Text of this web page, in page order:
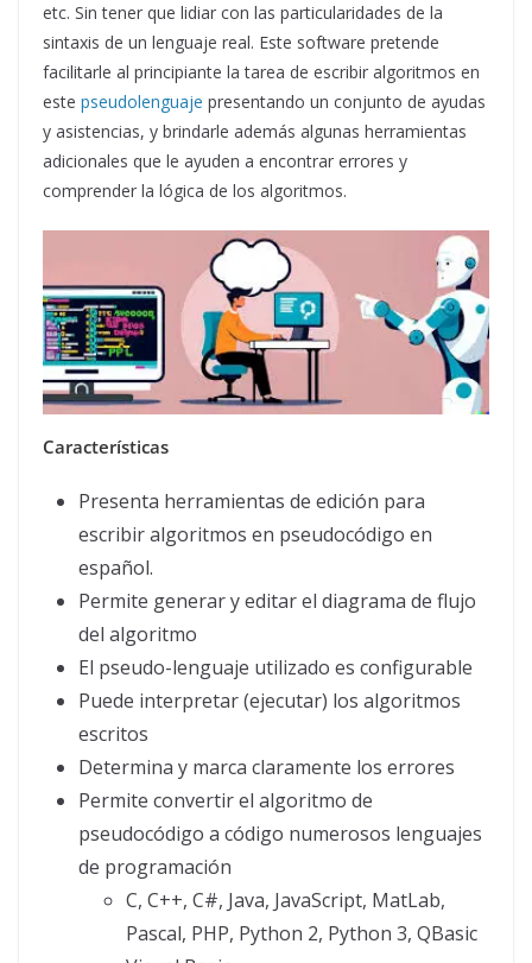
etc. Sin tener que lidiar con las particularidades de la
sintaxis de un lenguaje real. Este software pretende
facilitarle al principiante la tarea de escribir algoritmos en
este pseudolenguaje presentando un conjunto de ayudas
y asistencias, y brindarle además algunas herramientas
adicionales que le ayuden a encontrar errores y
comprender la lógica de los algoritmos.
Características
Presenta herramientas de edición para
escribir algoritmos en pseudocódigo en
español.
Permite generar y editar el diagrama de flujo
del algoritmo
El pseudo-lenguaje utilizado es configurable
Puede interpretar (ejecutar) los algoritmos
escritos
Determina y marca claramente los errores
Permite convertir el algoritmo de
pseudocódigo a código numerosos lenguajes
de programación
C, C++, C#, Java, JavaScript, MatLab,
Pascal, PHP, Python 2, Python 3, QBasic